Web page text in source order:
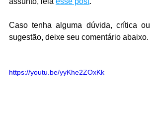
Caso tenha alguma dúvida, crítica ou
sugestão, deixe seu comentário abaixo.
https://youtu.be/yyKhe2ZOxKk